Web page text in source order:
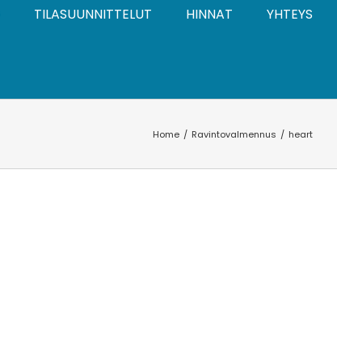
TILASUUNNITTELUT HINNAT YHTEYS
Home Ravintovalmennus heart